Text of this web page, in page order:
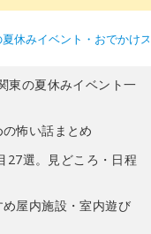
休みイベント・おでかけ
東の夏休みイベント一
の怖い話まとめ
27選。見どころ・日程
屋内施設・室内遊び